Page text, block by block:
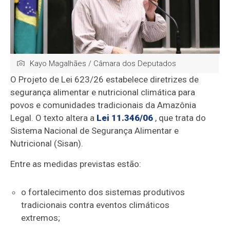
Kayo Magalhães / Câmara dos Deputados
O Projeto de Lei 623/26 estabelece diretrizes de
segurança alimentar e nutricional climática para
povos e comunidades tradicionais daAmazônia
Legal. O texto altera a Lei 11.346/06 , que trata do
Sistema Nacional de Segurança Alimentar e
Nutricional (Sisan).
Entre as medidas previstas estão:
o fortalecimento dos sistemas produtivos
tradicionais contra eventos climáticos
extremos;